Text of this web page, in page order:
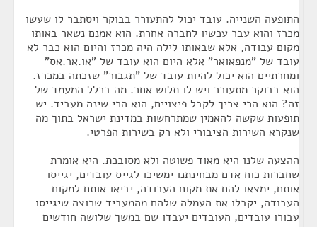
התופעה השנייה. עובד יכול להתעורר בבוקר ויסתבר לו שעשו
מכרז והוא עבר עכשיו לחברה אחרת. הוא אמנם נשאר באותו
מקום עבודה, אלא שבאותו לילה היה מכרז והיום הוא כבר לא
עובד של "מנפאואר" אלא היום הוא עובד של "או.אר.אס"
ומחרתיים הוא יכול להיות עובד של "תגבור" שזכתה במכרז.
הוא בבוקר מתעורר ויש לו תלוש אחר. מה בכלל המעמד של
זה? הוא הרי צריך לקבל פיצויים, הוא הרי שינה מעביד. יש
תופעות שקשה להאמין שמתרחשות במדינת ישראל בתוך מה
שנקרא השירות הציבורי ולא רק בשירות הפרטי.
ההצעה שלנו היא מאוד פשוטה ולא מסובכת. היא אומרת
שחברות כוח אדם מבחינתנו ימשיכו לגייס עובדים, יגייסו
אותם, ימצאו להם את מקום העבודה, יביאו אותם למקום
העבודה, יקבלו את העמלה שלהם מהמעביד שרוצה שיגייסו
עבורו עובדים, העובדים יעבדו שם במשך שלושה חודשים